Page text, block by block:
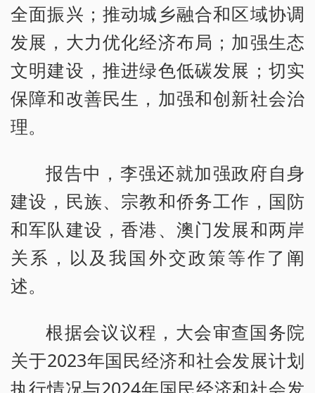
全面振兴；推动城乡融合和区域协调
发展，大力优化经济布局；加强生态
文明建设，推进绿色低碳发展；切实
保障和改善民生，加强和创新社会治
理。
报告中，李强还就加强政府自身
建设，民族、宗教和侨务工作，国防
和军队建设，香港、澳门发展和两岸
关系，以及我国外交政策等作了阐
述。
根据会议议程，大会审查国务院
关于2023年国民经济和社会发展计划
执行情况与2024年国民经济和社会发